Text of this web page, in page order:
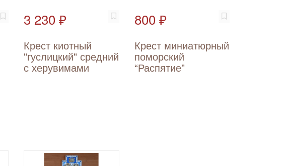
3 230 ₽
Крест киотный
"гуслицкий" средний
с херувимами
800 ₽
Крест миниатюрный
поморский
“Распятие”